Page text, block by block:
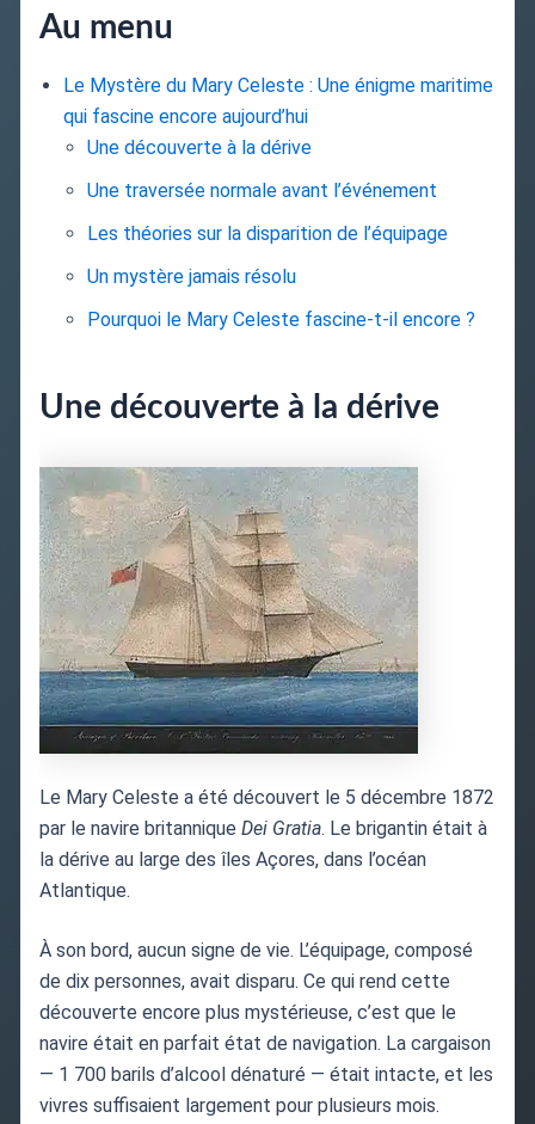
Au menu
Le Mystère du Mary Celeste : Une énigme maritime
qui fascine encore aujourd’hui
Une découverte à la dérive
Une traversée normale avant l’événement
Les théories sur la disparition de l’équipage
Un mystère jamais résolu
Pourquoi le Mary Celeste fascine-t-il encore ?
Une découverte à la dérive
Le Mary Celeste a été découvert le 5 décembre 1872
par le navire britannique Dei Gratia. Le brigantin était à
la dérive au large des îles Açores, dans l’océan
Atlantique.
À son bord, aucun signe de vie. L’équipage, composé
de dix personnes, avait disparu. Ce qui rend cette
découverte encore plus mystérieuse, c’est que le
navire était en parfait état de navigation. La cargaison
— 1 700 barils d’alcool dénaturé — était intacte, et les
vivres suffisaient largement pour plusieurs mois.